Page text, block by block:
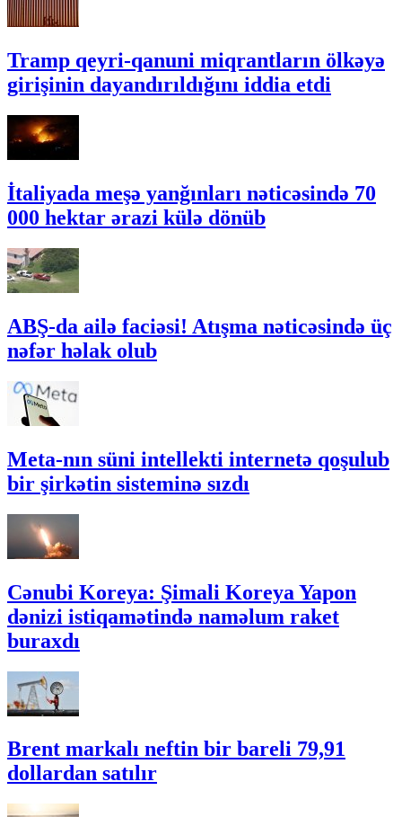
Tramp qeyri-qanuni miqrantların ölkəyə
girişinin dayandırıldığını iddia etdi
İtaliyada meşə yanğınları nəticəsində 70
000 hektar ərazi külə dönüb
ABŞ-da ailə faciəsi! Atışma nəticəsində üç
nəfər həlak olub
Meta-nın süni intellekti internetə qoşulub
bir şirkətin sisteminə sızdı
Cənubi Koreya: Şimali Koreya Yapon
dənizi istiqamətində naməlum raket
buraxdı
Brent markalı neftin bir bareli 79,91
dollardan satılır